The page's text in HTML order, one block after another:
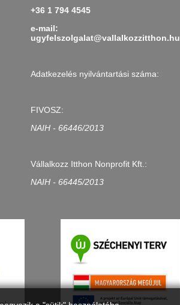
+36 1 794 4545
e-mail:
ugyfelszolgalat@vallalkozzitthon.hu
Adatkezelés nyilvántartási száma:
FIVOSZ:
NAIH - 66446/2013
Vállalkozz Itthon Nonprofit Kft.:
NAIH - 66445/2013